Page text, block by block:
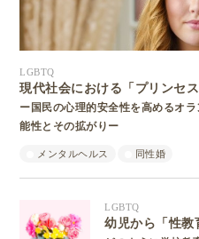
LGBTQ
現代社会における「プリンセ
ー国民の心理的安全性を高めるオ
能性とその拡がりー
メンタルヘルス 同性婚
LGBTQ
幼児から「性教